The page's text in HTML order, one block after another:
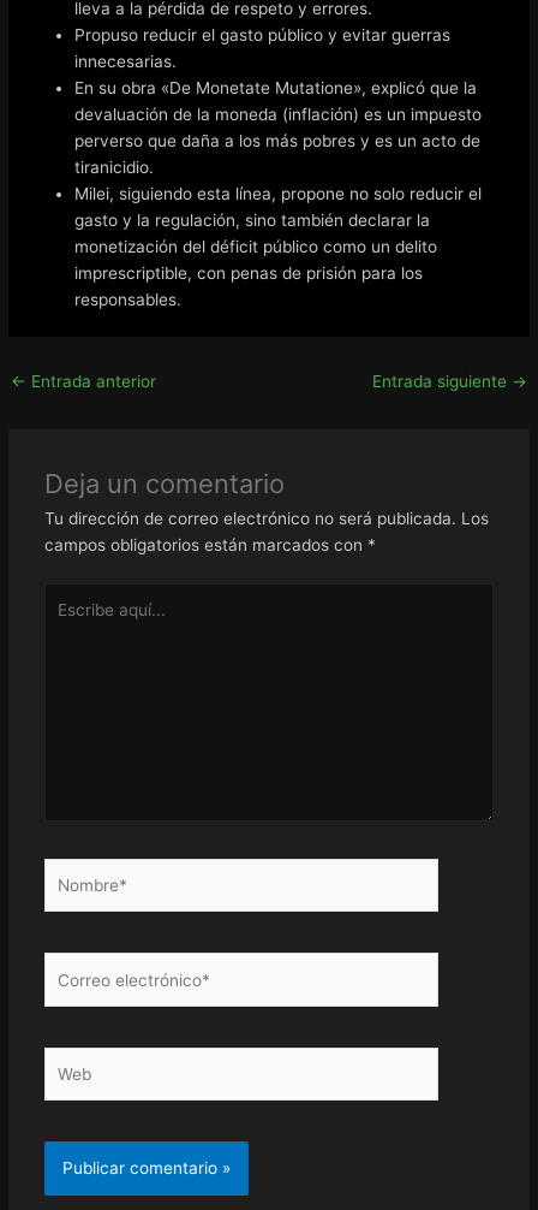
lleva a la pérdida de respeto y errores.
Propuso reducir el gasto público y evitar guerras
innecesarias.
En su obra «De Monetate Mutatione», explicó que la
devaluación de la moneda (inflación) es un impuesto
perverso que daña a los más pobres y es un acto de
tiranicidio.
Milei, siguiendo esta línea, propone no solo reducir el
gasto y la regulación, sino también declarar la
monetización del déficit público como un delito
imprescriptible, con penas de prisión para los
responsables.
← Entrada anterior Entrada siguiente →
Deja un comentario
Tu dirección de correo electrónico no será publicada. Los
campos obligatorios están marcados con *
aquí...
electrónico*